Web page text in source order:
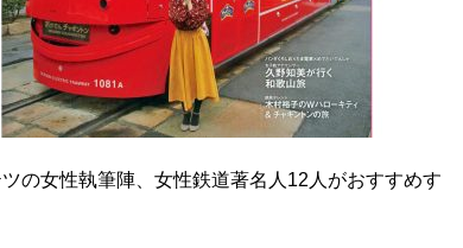
の女性執筆陣、女性鉄道著名人12人がおすすめす